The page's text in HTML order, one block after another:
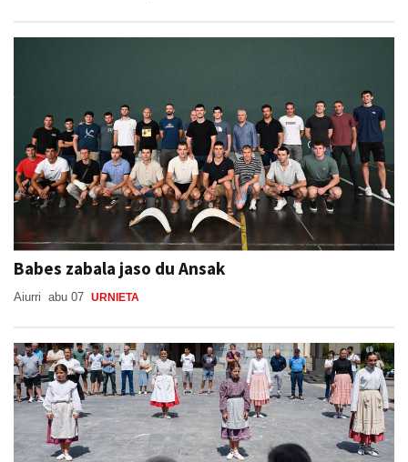
Babes zabala jaso du Ansak
Aiurri abu 07 URNIETA